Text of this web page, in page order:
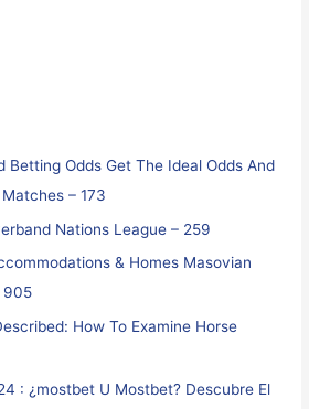
Betting Odds Get The Ideal Odds And
– 173
Nations League – 259
& Homes Masovian
905
How To Examine Horse
️: ¿mostbet U Mostbet? Descubre El